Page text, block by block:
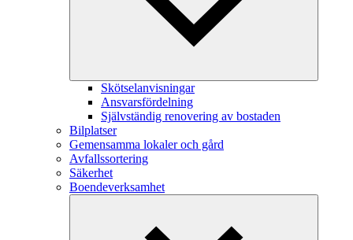
Skötselanvisningar
Ansvarsfördelning
Självständig renovering av bostaden
Bilplatser
Gemensamma lokaler och gård
Avfallssortering
Säkerhet
Boendeverksamhet